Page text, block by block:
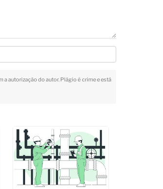
autorização do autor. Plágio é crime e está